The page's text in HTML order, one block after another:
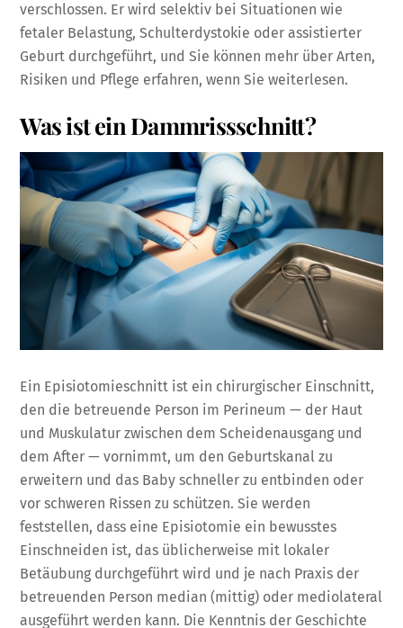
verschlossen. Er wird selektiv bei Situationen wie
fetaler Belastung, Schulterdystokie oder assistierter
Geburt durchgeführt, und Sie können mehr über Arten,
Risiken und Pflege erfahren, wenn Sie weiterlesen.
Was ist ein Dammrissschnitt?
Ein Episiotomieschnitt ist ein chirurgischer Einschnitt,
den die betreuende Person im Perineum — der Haut
und Muskulatur zwischen dem Scheidenausgang und
dem After — vornimmt, um den Geburtskanal zu
erweitern und das Baby schneller zu entbinden oder
vor schweren Rissen zu schützen. Sie werden
feststellen, dass eine Episiotomie ein bewusstes
Einschneiden ist, das üblicherweise mit lokaler
Betäubung durchgeführt wird und je nach Praxis der
betreuenden Person median (mittig) oder mediolateral
ausgeführt werden kann. Die Kenntnis der Geschichte